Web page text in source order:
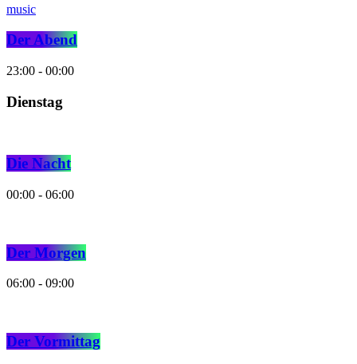
music
Der Abend
23:00 - 00:00
Dienstag
Die Nacht
00:00 - 06:00
Der Morgen
06:00 - 09:00
Der Vormittag